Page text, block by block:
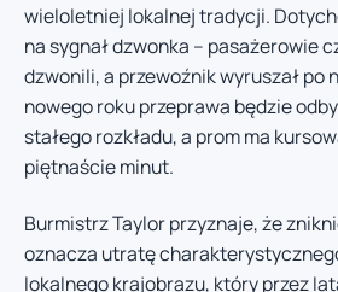
wieloletniej lokalnej tradycji.
na sygnał dzwonka – pasażerowie
dzwonili, a przewoźnik wyruszał po
nowego roku przeprawa będzie
stałego rozkładu, a prom ma
piętnaście minut.
Burmistrz Taylor przyznaje, że
oznacza utratę
lokalnego krajobrazu, który przez